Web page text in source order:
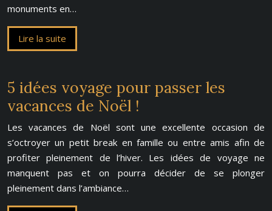
monuments en…
Lire la suite
5 idées voyage pour passer les
vacances de Noël !
Les vacances de Noël sont une excellente occasion de
s’octroyer un petit break en famille ou entre amis afin de
profiter pleinement de l’hiver. Les idées de voyage ne
manquent pas et on pourra décider de se plonger
pleinement dans l’ambiance…